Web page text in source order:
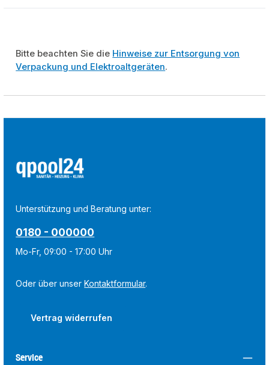
Bitte beachten Sie die Hinweise zur Entsorgung von
Verpackung und Elektroaltgeräten.
Unterstützung und Beratung unter:
0180 - 000000
Mo-Fr, 09:00 - 17:00 Uhr
Oder über unserKontaktformular.
Vertrag widerrufen
Service